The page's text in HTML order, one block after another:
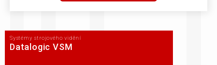
Systémy strojového vidění
Datalogic VSM